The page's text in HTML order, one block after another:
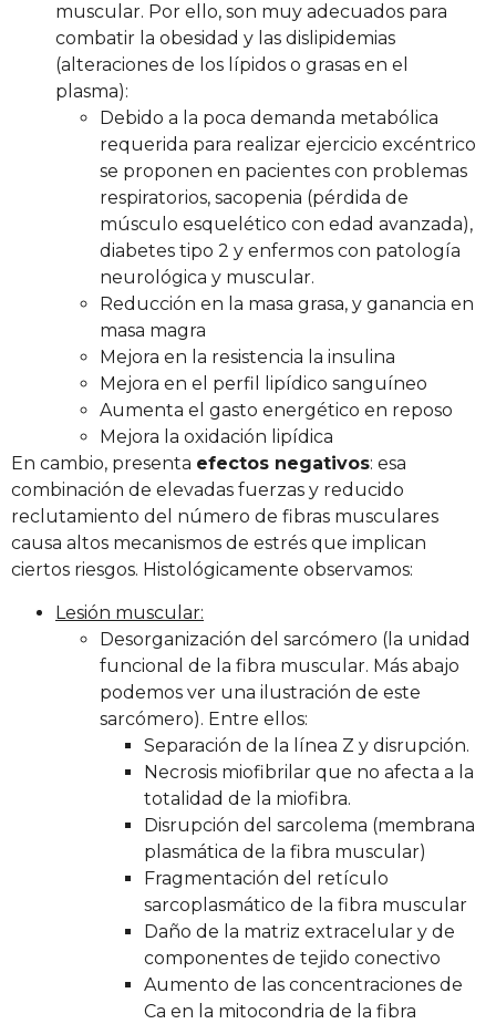
muscular. Por ello, son muy adecuados para
combatir la obesidad y las dislipidemias
(alteraciones de los lípidos o grasas en el
plasma):
Debido a la poca demanda metabólica
requerida para realizar ejercicio excéntrico
se proponen en pacientes con problemas
respiratorios, sacopenia (pérdida de
músculo esquelético con edad avanzada),
diabetes tipo 2 y enfermos con patología
neurológica y muscular.
Reducción en la masa grasa, y ganancia en
masa magra
Mejora en la resistencia la insulina
Mejora en el perfil lipídico sanguíneo
Aumenta el gasto energético en reposo
Mejora la oxidación lipídica
En cambio, presenta efectos negativos: esa
combinación de elevadas fuerzas y reducido
reclutamiento del número de fibras musculares
causa altos mecanismos de estrés que implican
ciertos riesgos. Histológicamente observamos:
Lesión muscular:
Desorganización del sarcómero (la unidad
funcional de la fibra muscular. Más abajo
podemos ver una ilustración de este
sarcómero). Entre ellos:
Separación de la línea Z y disrupción.
Necrosis miofibrilar que no afecta a la
totalidad de la miofibra.
Disrupción del sarcolema (membrana
plasmática de la fibra muscular)
Fragmentación del retículo
sarcoplasmático de la fibra muscular
Daño de la matriz extracelular y de
componentes de tejido conectivo
Aumento de las concentraciones de
Ca en la mitocondria de la fibra